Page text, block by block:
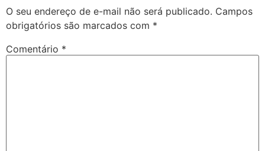
O seu endereço de e-mail não será publicado. Campos
obrigatórios são marcados com *
Comentário *